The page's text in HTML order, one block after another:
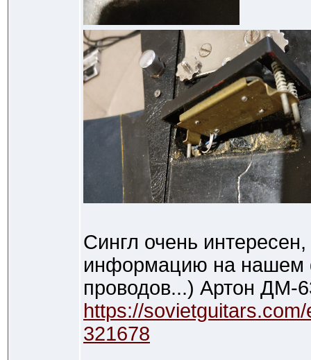
Сингл очень
информацию на нашем
проводов...) Артон ДМ-
https://
321678